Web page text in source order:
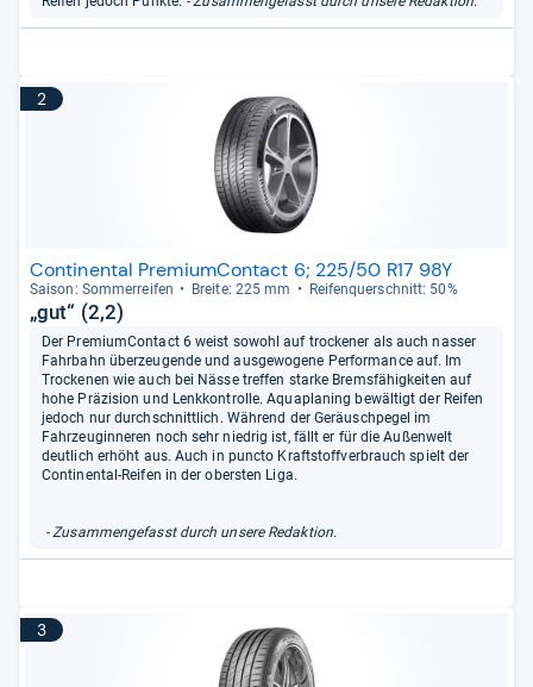
2
Continental PremiumContact 6; 225/50 R17 98Y
Sai­son: Som­mer­rei­fen Breite: 225 mm Rei­fen­quer­schnitt: 50%
„gut“ (2,2)
Der PremiumContact 6 weist sowohl auf trockener als auch nasser
Fahrbahn überzeugende und ausgewogene Performance auf. Im
Trockenen wie auch bei Nässe treffen starke Bremsfähigkeiten auf
hohe Präzision und Lenkkontrolle. Aquaplaning bewältigt der Reifen
jedoch nur durchschnittlich. Während der Geräuschpegel im
Fahrzeuginneren noch sehr niedrig ist, fällt er für die Außenwelt
deutlich erhöht aus. Auch in puncto Kraftstoffverbrauch spielt der
Continental-Reifen in der obersten Liga.
- Zusammengefasst durch unsere Redaktion.
3